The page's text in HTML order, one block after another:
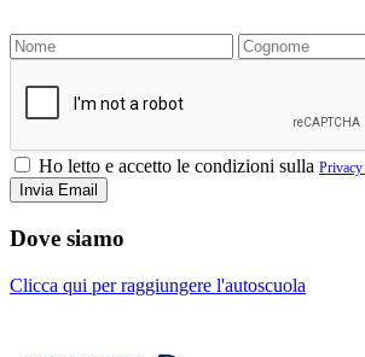
Ho letto e accetto le condizioni sulla
Dove siamo
Clicca qui per raggiungere l'autoscuola